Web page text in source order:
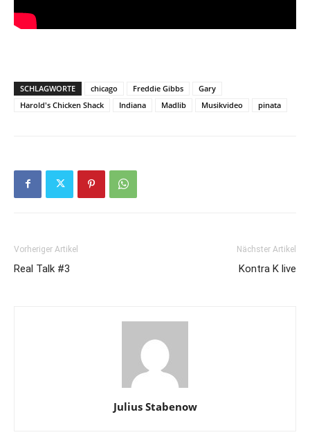
SCHLAGWORTE chicago Freddie Gibbs
Gary
Harold's Chicken Shack
Indiana Madlib Musikvideo pinata
Vorheriger Artikel
Real Talk #3
Nächster Artikel
Kontra K live
Julius Stabenow